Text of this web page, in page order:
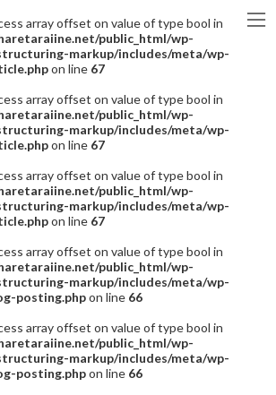
array offset on value of type bool in
public_html/wp-
markup/includes/meta/wp-
on line 67
array offset on value of type bool in
public_html/wp-
markup/includes/meta/wp-
on line 67
array offset on value of type bool in
public_html/wp-
markup/includes/meta/wp-
on line 67
array offset on value of type bool in
public_html/wp-
markup/includes/meta/wp-
posting.phpon line 66
array offset on value of type bool in
public_html/wp-
markup/includes/meta/wp-
posting.phpon line 66